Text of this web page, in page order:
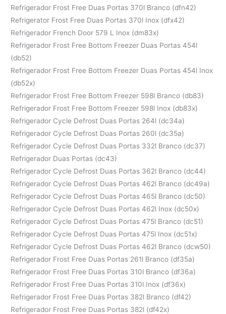
Refrigerador Frost Free Duas Portas 370l Branco (dfn42)
Refrigerator Frost Free Duas Portas 370l Inox (dfx42)
Refrigerador French Door 579 L Inox (dm83x)
Refrigerador Frost Free Bottom Freezer Duas Portas 454l
(db52)
Refrigerador Frost Free Bottom Freezer Duas Portas 454l Inox
(db52x)
Refrigerador Frost Free Bottom Freezer 598l Branco (db83)
Refrigerador Frost Free Bottom Freezer 598l Inox (db83x)
Refrigerador Cycle Defrost Duas Portas 264l (dc34a)
Refrigerador Cycle Defrost Duas Portas 260l (dc35a)
Refrigerador Cycle Defrost Duas Portas 332l Branco (dc37)
Refrigerador Duas Portas (dc43)
Refrigerador Cycle Defrost Duas Portas 362l Branco (dc44)
Refrigerador Cycle Defrost Duas Portas 462l Branco (dc49a)
Refrigerador Cycle Defrost Duas Portas 465l Branco (dc50)
Refrigerador Cycle Defrost Duas Portas 462l Inox (dc50x)
Refrigerador Cycle Defrost Duas Portas 475l Branco (dc51)
Refrigerador Cycle Defrost Duas Portas 475l Inox (dc51x)
Refrigerador Cycle Defrost Duas Portas 462l Branco (dcw50)
Refrigerador Frost Free Duas Portas 261l Branco (df35a)
Refrigerador Frost Free Duas Portas 310l Branco (df36a)
Refrigerador Frost Free Duas Portas 310l Inox (df36x)
Refrigerador Frost Free Duas Portas 382l Branco (df42)
Refrigerador Frost Free Duas Portas 382l (df42x)